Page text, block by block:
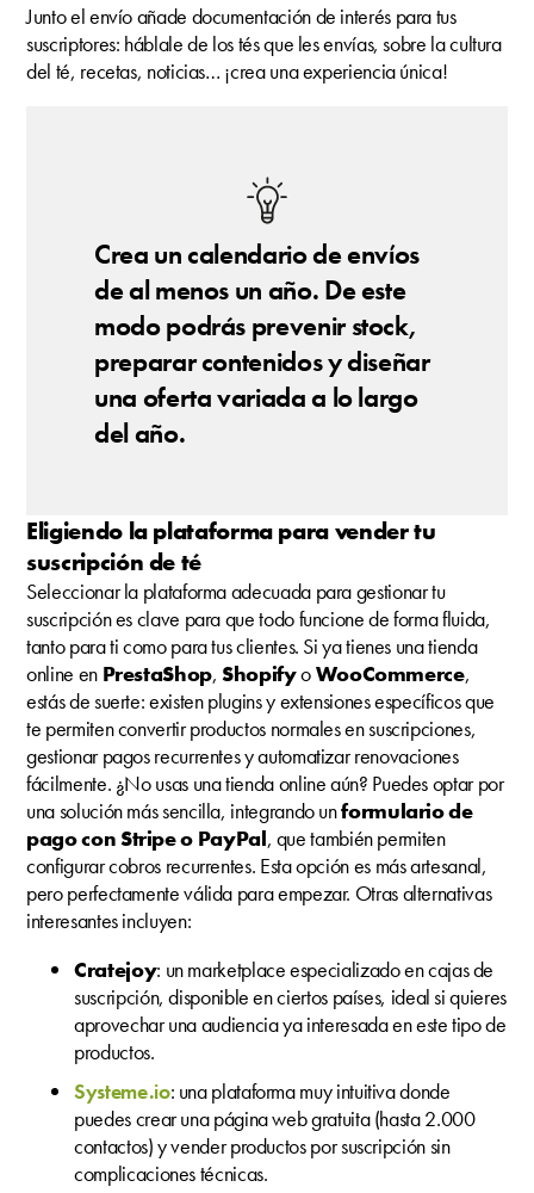
Junto el envío añade documentación de interés para tus
suscriptores: háblale de los tés que les envías, sobre la cultura
del té, recetas, noticias… ¡crea una experiencia única!
Crea un calendario de envíos
de al menos un año. De este
modo podrás prevenir stock,
preparar contenidos y diseñar
una oferta variada a lo largo
del año.
Eligiendo la plataforma para vender tu
suscripción de té
Seleccionar la plataforma adecuada para gestionar tu
suscripción es clave para que todo funcione de forma fluida,
tanto para ti como para tus clientes. Si ya tienes una tienda
online en PrestaShop,ShopifyoWooCommerce,
estás de suerte: existen plugins y extensiones específicos que
te permiten convertir productos normales en suscripciones,
gestionar pagos recurrentes y automatizar renovaciones
fácilmente. ¿No usas una tienda online aún? Puedes optar por
una solución más sencilla, integrando unformulario de
pago con Stripe o PayPal, que también permiten
configurar cobros recurrentes. Esta opción es más artesanal,
pero perfectamente válida para empezar. Otras alternativas
interesantes incluyen:
Cratejoy: un marketplace especializado en cajas de
suscripción, disponible en ciertos países, ideal si quieres
aprovechar una audiencia ya interesada en este tipo de
productos.
Systeme.io: una plataforma muy intuitiva donde
puedes crear una página web gratuita (hasta 2.000
contactos) y vender productos por suscripción sin
complicaciones técnicas.